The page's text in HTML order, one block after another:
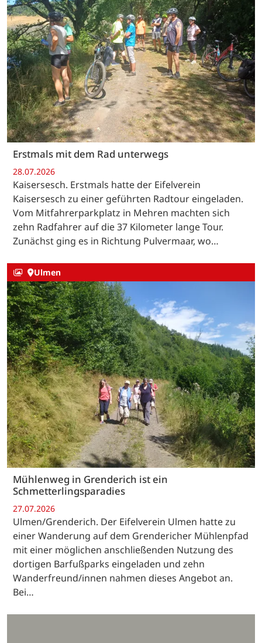
Erstmals mit dem Rad unterwegs
28.07.2026
Kaisersesch. Erstmals hatte der Eifelverein
Kaisersesch zu einer geführten Radtour eingeladen.
Vom Mitfahrerparkplatz in Mehren machten sich
zehn Radfahrer auf die 37 Kilometer lange Tour.
Zunächst ging es in Richtung Pulvermaar, wo…
Ulmen
Mühlenweg in Grenderich ist ein
Schmetterlingsparadies
27.07.2026
Ulmen/Grenderich. Der Eifelverein Ulmen hatte zu
einer Wanderung auf dem Grendericher Mühlenpfad
mit einer möglichen anschließenden Nutzung des
dortigen Barfußparks eingeladen und zehn
Wanderfreund/innen nahmen dieses Angebot an.
Bei…